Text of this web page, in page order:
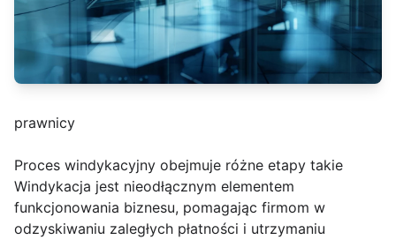
prawnicy
Proces windykacyjny obejmuje różne etapy takie
Windykacja jest nieodłącznym elementem
funkcjonowania biznesu, pomagając firmom w
odzyskiwaniu zaległych płatności i utrzymaniu